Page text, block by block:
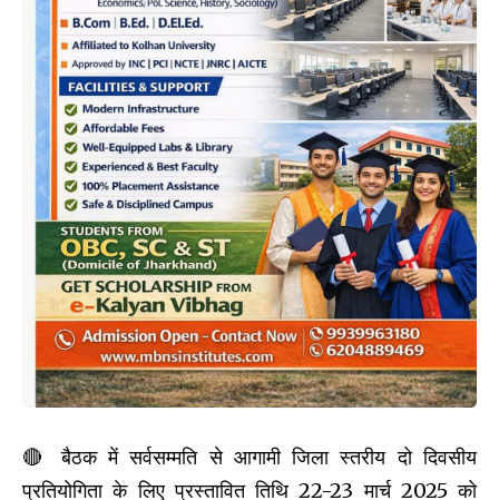
🔴 बैठक में सर्वसम्मति से आगामी जिला स्तरीय दो दिवसीय
प्रतियोगिता के लिए प्रस्तावित तिथि 22-23 मार्च 2025 को